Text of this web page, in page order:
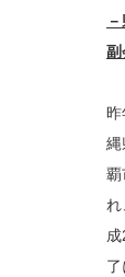
副
昨
縄
覇
れ